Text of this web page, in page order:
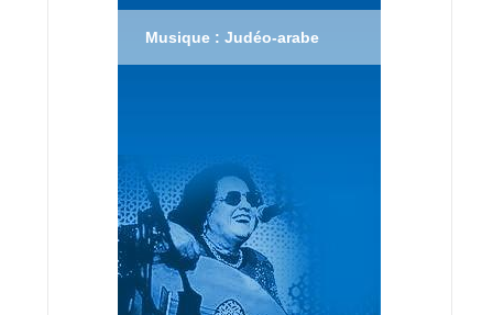
Musique : Judéo-arabe